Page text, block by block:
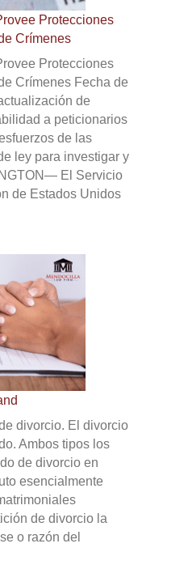
Protecciones
Crímenes
Protecciones
Crímenes Fecha de
de
a peticionarios
de las
ley para investigar y
El Servicio
de Estados Unidos
divorcio. El divorcio
Ambos tipos los
de divorcio en
esencialmente
de divorcio la
o razón del